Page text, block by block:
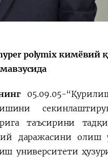
“Ўзбекистон –
стратегияси
polymix кимёвий
05.09.05-
таъсирини
даражасини олиш
университети